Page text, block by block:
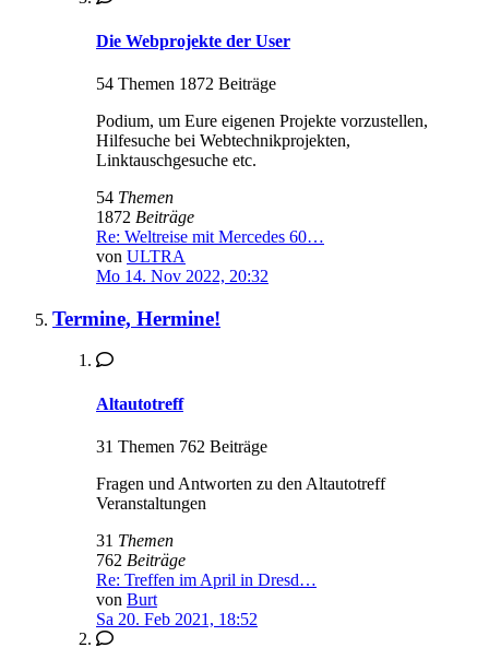
Die Webprojekte der User
54 Themen 1872 Beiträge
Podium, um Eure eigenen Projekte vorzustellen,
Hilfesuche bei Webtechnikprojekten,
Linktauschgesuche etc.
54 Themen
1872 Beiträge
Re: Weltreise mit Mercedes 60…
von ULTRA
Mo 14. Nov 2022, 20:32
Termine, Hermine!
Altautotreff
31 Themen 762 Beiträge
Fragen und Antworten zu den Altautotreff
Veranstaltungen
31 Themen
762 Beiträge
Re: Treffen im April in Dresd…
von Burt
Sa 20. Feb 2021, 18:52